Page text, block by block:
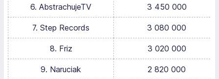
6. AbstrachujeTV 3 450 000
7. Step Records 3 080 000
8. Friz 3 020 000
9. Naruciak 2 820 000